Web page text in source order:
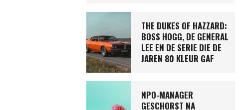
THE DUKES OF HAZZARD:
BOSS HOGG, DE GENERAL
LEE EN DE SERIE DIE DE
JAREN 80 KLEUR GAF
NPO-MANAGER
GESCHORST NA